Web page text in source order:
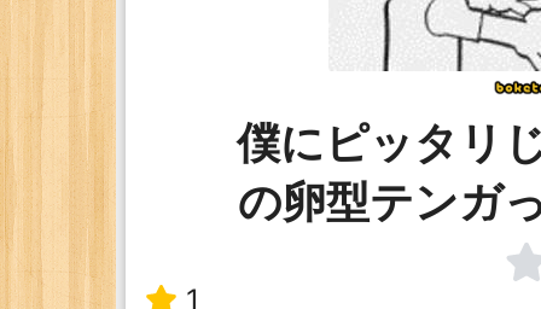
僕にピッタリ
の卵型テンガ
1